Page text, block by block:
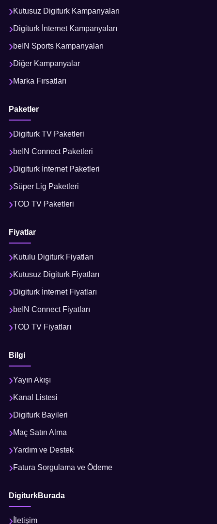
Kutusuz Digiturk Kampanyaları
Digiturk İnternet Kampanyaları
beIN Sports Kampanyaları
Diğer Kampanyalar
Marka Fırsatları
Paketler
Digiturk TV Paketleri
beIN Connect Paketleri
Digiturk İnternet Paketleri
Süper Lig Paketleri
TOD TV Paketleri
Fiyatlar
Kutulu Digiturk Fiyatları
Kutusuz Digiturk Fiyatları
Digiturk İnternet Fiyatları
beIN Connect Fiyatları
TOD TV Fiyatları
Bilgi
Yayın Akışı
Kanal Listesi
Digiturk Bayileri
Maç Satın Alma
Yardım ve Destek
Fatura Sorgulama ve Ödeme
DigiturkBurada
İletişim